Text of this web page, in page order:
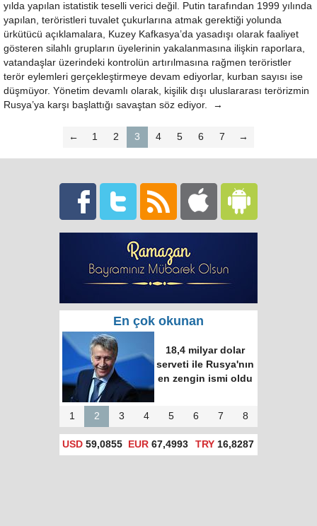
yılda yapılan istatistik teselli verici değil. Putin tarafından 1999 yılında
yapılan, teröristleri tuvalet çukurlarına atmak gerektiği yolunda
ürkütücü açıklamalara, Kuzey Kafkasya’da yasadışı olarak faaliyet
gösteren silahlı grupların üyelerinin yakalanmasına ilişkin raporlara,
vatandaşlar üzerindeki kontrolün artırılmasına rağmen teröristler
terör eylemleri gerçekleştirmeye devam ediyorlar, kurban sayısı ise
düşmüyor. Yönetim devamlı olarak, kişilik dışı uluslararası terörizmin
Rusya’ya karşı başlattığı savaştan söz ediyor. →
← 1 2 3 4 5 6 7 →
En çok okunan
18,4 milyar dolar
serveti ile Rusya'nın
en zengin ismi oldu
1 2 3 4 5 6 7 8
USD 59,0855 EUR 67,4993 TRY16,8287